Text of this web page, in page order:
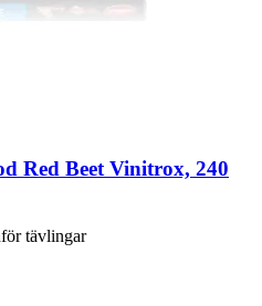
Red Beet Vinitrox, 240
tävlingar